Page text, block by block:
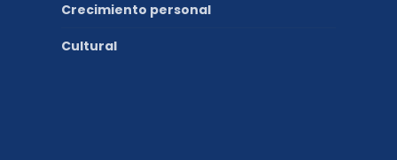
Crecimiento personal
Cultural